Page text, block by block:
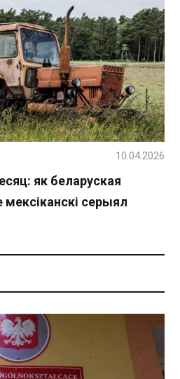
як беларуская
мексіканскі серыял
10.04.2026